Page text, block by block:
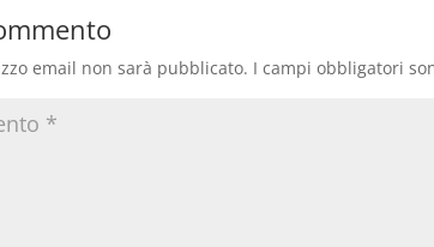
email non sarà pubblicato. I campi obbligatori